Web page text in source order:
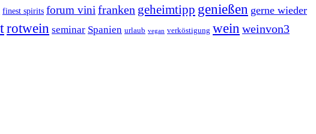
finest spirits forum vinifranken geheimtipp genießen gerne wieder
rotwein seminar Spanien urlaub vegan verköstigung wein weinvon3